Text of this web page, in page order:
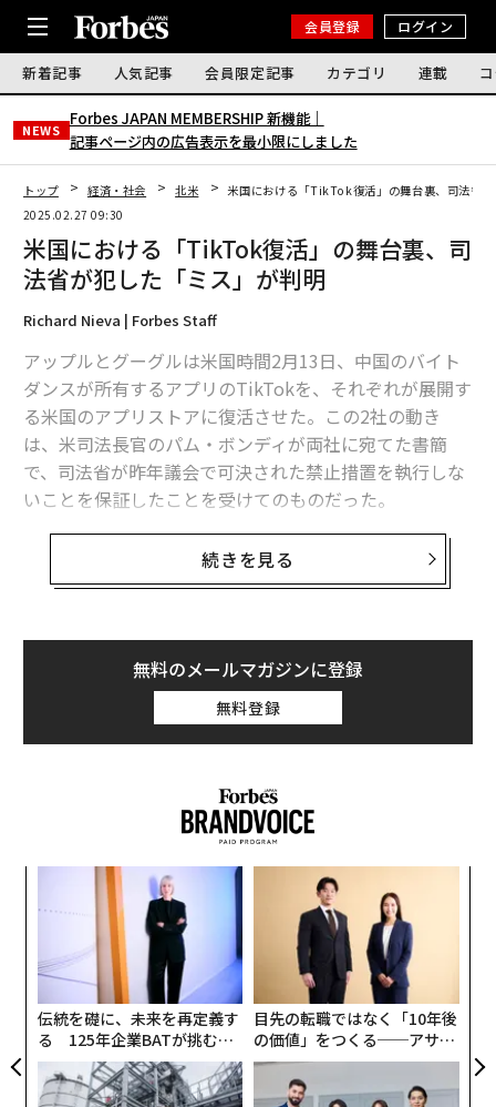
会員登録 ログイン
新着記事 人気記事 会員限定記事 カテゴリ 連載
NEWS
Forbes JAPAN MEMBERSHIP 新機能｜
記事ページ内の広告表示を最小限にしました
トップ 経済・社会 北米
米国における「TikTok復活」の舞台裏、司法省
2025.02.27 09:30
米国における「TikTok復活」の舞台裏、司
法省が犯した「ミス」が判明
Richard Nieva | Forbes Staff
アップルとグーグルは米国時間2月13日、中国のバイト
ダンスが所有するアプリのTikTokを、それぞれが展開す
る米国のアプリストアに復活させた。この2社の動き
は、米司法長官のパム・ボンディが両社に宛てた書簡
で、司法省が昨年議会で可決された禁止措置を執行しな
いことを保証したことを受けてのものだった。
しかし、その舞台裏では、より込み入ったプロセスが行
われていた。
事情に詳しい2人の関係者は、アップルとグーグルが司
法省からの最初の書簡の指示に従うことができなかった
とフォーブスに語った。そのため、両社は2通目の書簡
を待たなければならかったという。最初の書簡はボンデ
ィではない別の人物から送られたもので、法的に不十分
続きを見る
無料のメールマガジンに登録
無料登録
伝統を礎に、未来を再定義す
る 125年企業BATが挑むス
モークレスな未来
目先の転職ではなく「10年後
の価値」をつくる──アサイ
ンの長期伴走型支援とは